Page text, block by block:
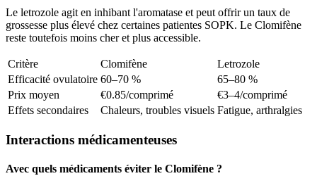
Le letrozole agit en inhibant l'aromatase et peut offrir un taux de
grossesse plus élevé chez certaines patientes SOPK. Le Clomifène
reste toutefois moins cher et plus accessible.
Critère Clomifène
Letrozole
Efficacité ovulatoire 60–70 %
65–80 %
Prix moyen
€0.85/comprimé
€3–4/comprimé
Effets secondaires
Chaleurs, troubles visuels Fatigue, arthralgies
Interactions médicamenteuses
Avec quels médicaments éviter le Clomifène ?